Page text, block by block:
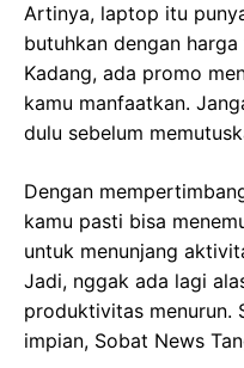
Artinya, laptop itu
butuhkan dengan
Kadang, ada promo
kamu manfaatkan.
dulu sebelum
Dengan
kamu pasti bisa
untuk menunjang
Jadi, nggak ada lagi
produktivitas menurun.
impian, Sobat News